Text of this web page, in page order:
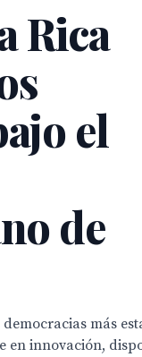
Rica
el
de
más
en innovación,